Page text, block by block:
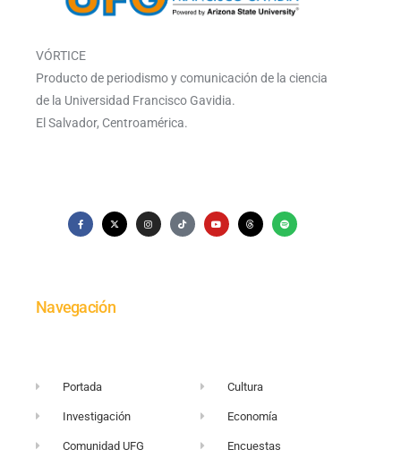
VÓRTICE
Producto de periodismo y comunicación de la ciencia
de la Universidad Francisco Gavidia.
El Salvador, Centroamérica.
Navegación
Portada
Investigación
Comunidad UFG
Cultura
Economía
Encuestas